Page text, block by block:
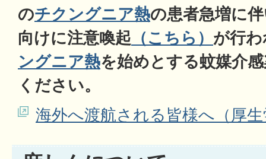
のチクングニア熱の患者急増に
向けに注意喚起 （こちら） が行
ングニア熱を始めとする蚊媒介
ください。
海外へ渡航される皆様へ（厚